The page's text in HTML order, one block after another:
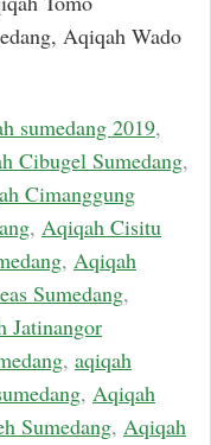
Aqiqah Wado
sumedang 2019,
Cibugel Sumedang,
Cimanggung
, Aqiqah Cisitu
, Aqiqah
Sumedang,
Jatinangor
, aqiqah
, Aqiqah
Sumedang, Aqiqah